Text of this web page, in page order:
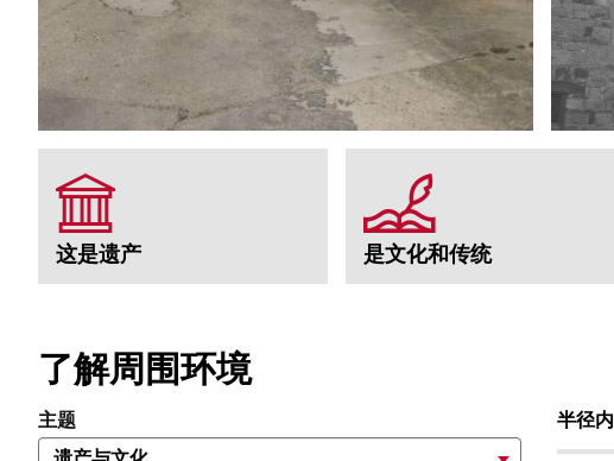
这是遗产 是文化和传统
了解周围环境
主题 半径内